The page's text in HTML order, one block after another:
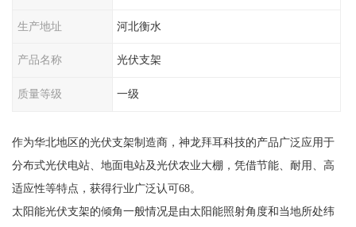
生产地址 河北衡水
产品名称 光伏支架
质量等级 一级
作为华北地区的光伏支架制造商，神龙拜耳科技的产品广泛应用于
分布式光伏电站、地面电站及光伏农业大棚，凭借节能、耐用、高
适应性等特点，获得行业广泛认可68。
太阳能光伏支架的倾角一般情况是由太阳能照射角度和当地所处纬